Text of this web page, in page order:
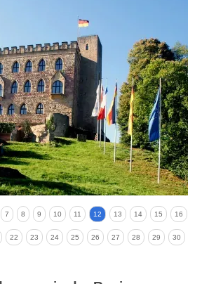
7 8 9 10 11 12 13 14 15 16
22 23 24 25 26 27 28 29 30